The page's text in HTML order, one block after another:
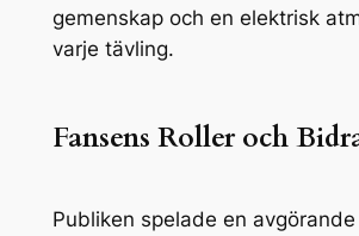
gemenskap och en elektrisk
varje tävling.
Fansens Roller och
Publiken spelade en